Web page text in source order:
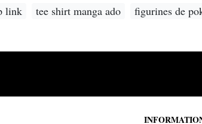
link tee shirt manga ado figurines de